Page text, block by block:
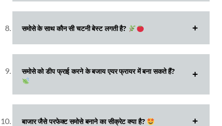
समोसे के साथ कौन सी चटनी बेस्ट लगती है?
समोसे को डीप फ्राई करने के बजाय एयर फ्रायर में बना सकते हैं?
बाजार जैसे परफेक्ट समोसे बनाने का सीक्रेट क्या है?